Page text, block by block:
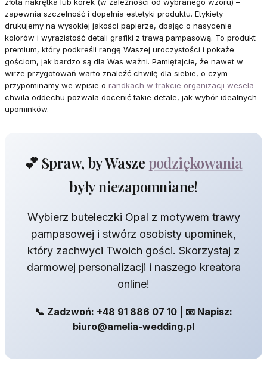
zapewnia szczelność i dopełnia estetyki produktu. Etykiety
drukujemy na wysokiej jakości papierze, dbając o nasycenie
kolorów i wyrazistość detali grafiki z trawą pampasową. To produkt
premium, który podkreśli rangę Waszej uroczystości i pokaże
gościom, jak bardzo są dla Was ważni. Pamiętajcie, że nawet w
wirze przygotowań warto znaleźć chwilę dla siebie, o czym
przypominamy we wpisie o randkach w trakcie organizacji wesela –
chwila oddechu pozwala docenić takie detale, jak wybór idealnych
upominków.
💕 Spraw, by Waszepodziękowania
były niezapomniane!
Wybierz buteleczki Opal z motywem trawy
pampasowej i stwórz osobisty upominek,
który zachwyci Twoich gości. Skorzystaj z
darmowej personalizacji i naszego kreatora
online!
📞 Zadzwoń: +48 91 886 07 10 | 📧 Napisz:
biuro@amelia-wedding.pl